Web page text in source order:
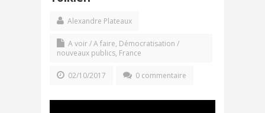
Alexandre Plateaux
A voir / A faire, Démocratisation /
nouveaux publics, France
02/10/2017 0 commentaire